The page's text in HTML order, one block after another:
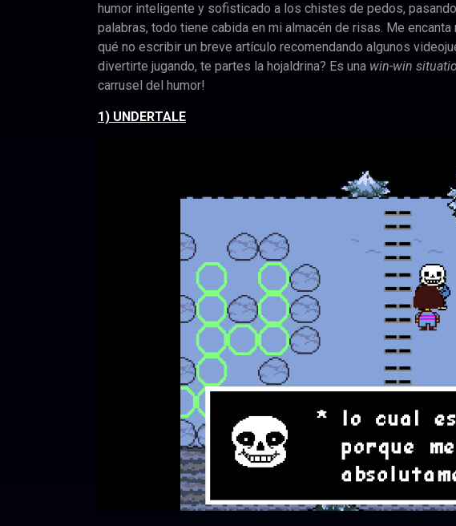
humor inteligente y sofisticado a los chistes de pedos,
palabras, todo tiene cabida en mi almacén de risas. Me
qué no escribir un breve artículo recomendando algunos
divertirte jugando, te partes la hojaldrina? Es una win-win
carrusel del humor!
1) UNDERTALE